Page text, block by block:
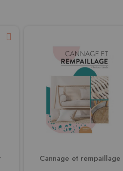
Cannage et rempaillage